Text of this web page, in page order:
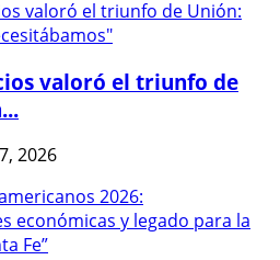
valoró el triunfo de
2026